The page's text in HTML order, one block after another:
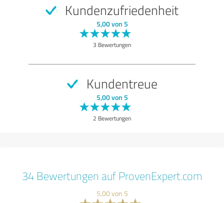
Kundenzufriedenheit
5,00 von 5
3 Bewertungen
Kundentreue
5,00 von 5
2 Bewertungen
34 Bewertungen auf ProvenExpert.com
5,00 von 5